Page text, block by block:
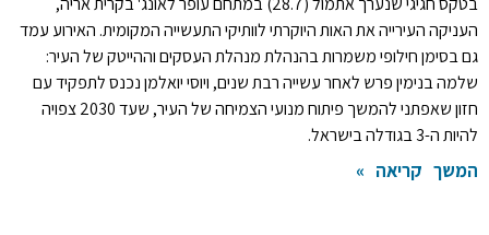
העניקה העירייה את האות היוקרתי לוותיקי התעשייה המקומית. האירוע עמד
גם בסימן חילופי משמרות בהנהלת מנהלת העסקים וההייטק של העיר:
שלמה בנימין פרש לאחר עשייה רבת שנים, ויוסי יואלמן נכנס לתפקיד עם
חזון שאפתני להמשך פיתוח מנועי הצמיחה של העיר, שעד 2030 צפויה
להיות ה-3 בגודלה בישראל.
המשך קריאה »